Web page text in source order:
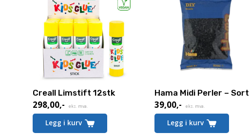
Creall Limstift 12stk
298,00,- eks. mva.
Legg i kurv
Hama Midi Perler – Sort
39,00,- eks. mva.
Legg i kurv